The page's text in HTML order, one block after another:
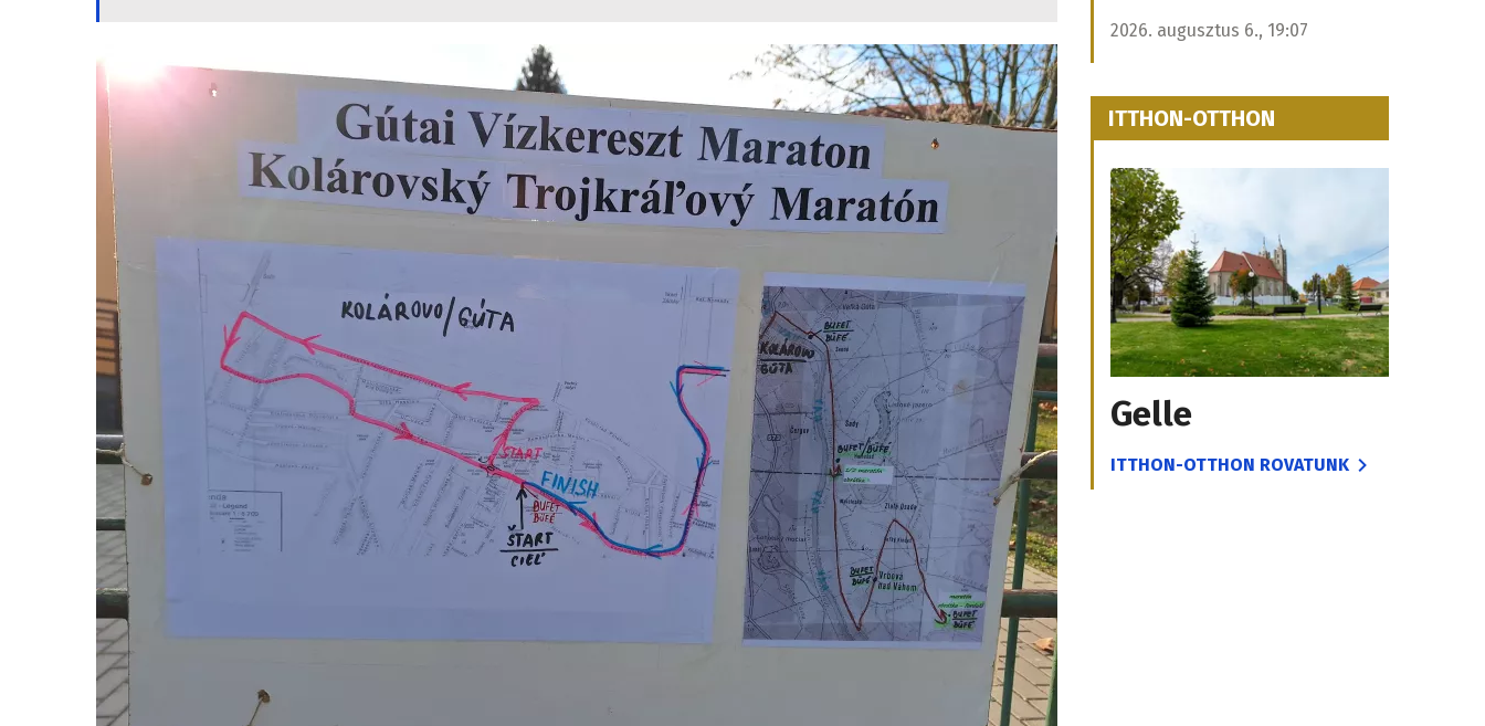
2026. augusztus 6., 19:07
ITTHON-OTTHON
Gelle
ITTHON-OTTHON ROVATUNK